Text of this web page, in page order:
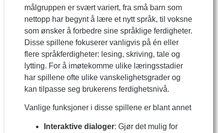
målgruppen er svært variert, fra små barn som
nettopp har begynt å lære et nytt språk, til voksne
som ønsker å forbedre sine språklige ferdigheter.
Disse spillene fokuserer vanligvis på én eller
flere språkferdigheter: lesing, skriving, tale og
lytting. For å imøtekomme ulike læringsstadier
har spillene ofte ulike vanskelighetsgrader og
kan tilpasse seg brukerens ferdighetsnivå.
Vanlige funksjoner i disse spillene er blant annet
Interaktive dialoger: Gjør det mulig for